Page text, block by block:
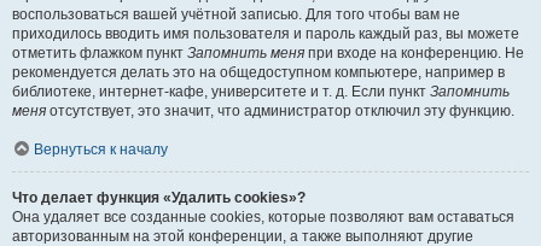
воспользоваться вашей учётной записью. Для того чтобы вам не
приходилось вводить имя пользователя и пароль каждый раз, вы можете
отметить флажком пункт Запомнить меня при входе на конференцию. Не
рекомендуется делать это на общедоступном компьютере, например в
библиотеке, интернет-кафе, университете и т. д. Если пункт Запомнить
меня отсутствует, это значит, что администратор отключил эту функцию.
Вернуться к началу
Что делает функция «Удалить cookies»?
Она удаляет все созданные cookies, которые позволяют вам оставаться
авторизованным на этой конференции, а также выполняют другие